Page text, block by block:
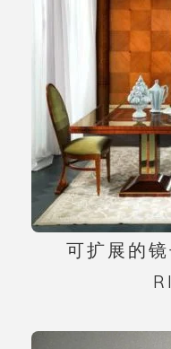
可扩展的